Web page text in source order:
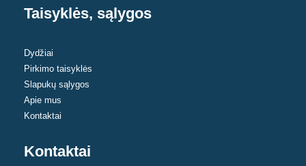
chosen
on
page
Taisyklės, sąlygos
Dydžiai
Pirkimo taisyklės
Slapukų sąlygos
Apie mus
Kontaktai
Kontaktai